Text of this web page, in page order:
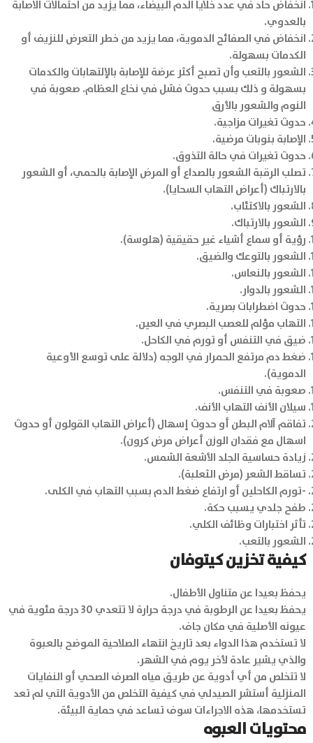
انخفاض حاد في عدد خلايا الدم البيضاء، مما يزيد من احتمالات الاصابة
بالعدوي.
انخفاض في الصفائح الدموية، مما يزيد من خطر التعرض للنزيف أو
الكدمات بسهولة.
الشعور بالتعب وأن تصبح أكثر عرضة للإصابة بالإلتهابات والكدمات
بسهولة و ذلك بسبب حدوث فشل في نخاع العظام. صعوبة في
النوم والشعور بالأرق
حدوث تغيرات مزاجية.
الإصابة بنوبات مرضية.
حدوث تغيرات في حالة التذوق.
تصلب الرقبة الشعور بالصداع أو المرض الإصابة بالحمي، أو الشعور
بالارتباك (أعراض التهاب السحايا).
الشعور بالاكتئاب.
الشعور بالارتباك.
رؤية أو سماع أشياء غير حقيقية (هلوسة).
الشعور بالتوعك والضيق.
الشعور بالنعاس.
الشعور بالدوار.
حدوث اضطرابات بصرية.
التهاب مؤلم للعصب البصري في العين.
ضيق في التنفس أو تورم في الكاحل.
ضغط دم مرتفع الحمرار في الوجه (دلالة على توسع الأوعية
الدموية).
صعوبة في التنفس.
سيلان الأنف التهاب الأنف.
تفاقم آلام البطن أو حدوث إسهال (أعراض التهاب القولون أو حدوث
اسهال مع فقدان الوزن أعراض مرض كرون).
زيادة حساسية الجلد الأشعة الشمس.
تساقط الشعر (مرض الثعلبة).
-تورم الكاحلين أو ارتفاع ضغط الدم بسبب التهاب في الكلى.
طفح جلدي يسبب حكة.
تأثر اختبارات وظائف الكلي.
الشعور بالتعب.
كيفية تخزين كيتوفان
يحفظ بعيدا عن متناول الأطفال.
يحفظ بعيدا عن الرطوبة في درجة حرارة لا تتعدي 30 درجة مئوية في
عيونه الأصلية في مكان جاف.
لا تستخدم هذا الدواء بعد تاريخ انتهاء الصلاحية الموضح بالعبوة
والذي يشير عادة لأخر يوم في الشهر.
لا تتخلص من أي أدوية عن طريق مياه الصرف الصحي أو النفايات
المنزلية أستشر الصيدلي في كيفية التخلص من الأدوية التي لم تعد
تستخدمها، هذه الاجراءات سوف تساعد في حماية البيئة.
محتويات العبوه